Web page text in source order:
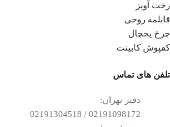
رخت آویز
قابلمه روحی
چرخ یخچال
کفپوش کابینت
تلفن ‌های تماس
دفتر تهران:
02191098172 / 02191304518